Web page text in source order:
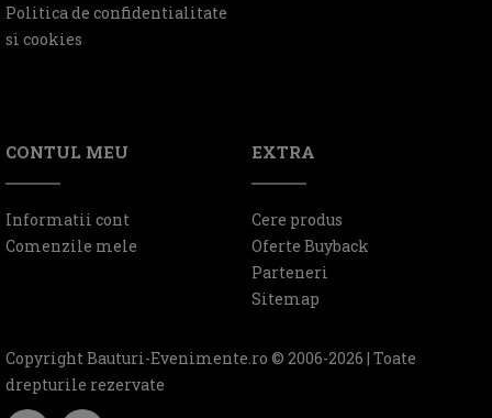
Politica de confidentialitate
si cookies
CONTUL MEU
Informatii cont
Comenzile mele
EXTRA
Cere produs
Oferte Buyback
Parteneri
Sitemap
Copyright Bauturi-Evenimente.ro © 2006-2026 | Toate
drepturile rezervate